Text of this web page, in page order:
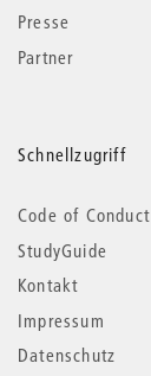
Presse
Partner
Schnellzugriff
Code of Conduct
StudyGuide
Kontakt
Impressum
Datenschutz